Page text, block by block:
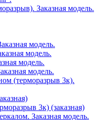
Заказная модель.
модель.
модель.
модель.
модель.
(терморазрыв 3к).
3к) (заказная)
Заказная модель.